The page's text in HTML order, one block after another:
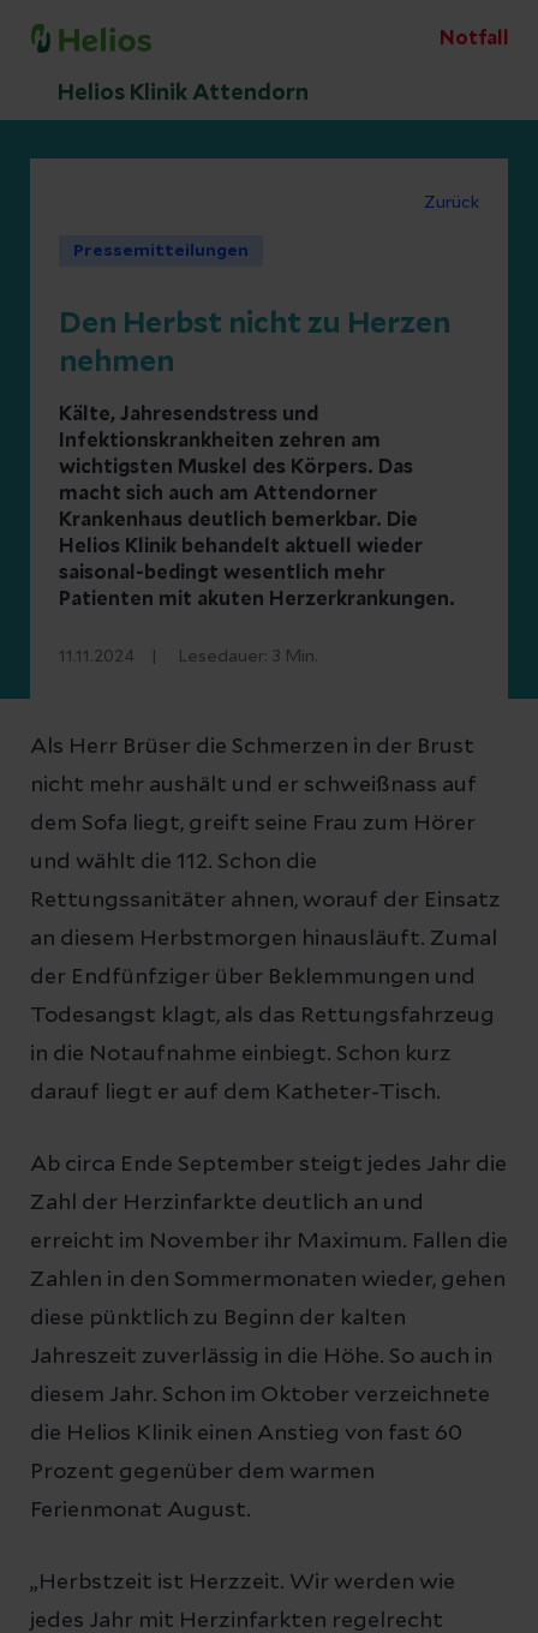
Notfall
Helios Klinik Attendorn
Zurück
Pressemitteilungen
Den Herbst nicht zu Herzen
nehmen
Kälte, Jahresendstress und
Infektionskrankheiten zehren am
wichtigsten Muskel des Körpers. Das
macht sich auch am Attendorner
Krankenhaus deutlich bemerkbar. Die
Helios Klinik behandelt aktuell wieder
saisonal-bedingt wesentlich mehr
Patienten mit akuten Herzerkrankungen.
11.11.2024 Lesedauer: 3 Min.
Als Herr Brüser die Schmerzen in der Brust
nicht mehr aushält und er schweißnass auf
dem Sofa liegt, greift seine Frau zum Hörer
und wählt die 112. Schon die
Rettungssanitäter ahnen, worauf der Einsatz
an diesem Herbstmorgen hinausläuft. Zumal
der Endfünfziger über Beklemmungen und
Todesangst klagt, als das Rettungsfahrzeug
in die Notaufnahme einbiegt. Schon kurz
darauf liegt er auf dem Katheter-Tisch.
Ab circa Ende September steigt jedes Jahr die
Zahl der Herzinfarkte deutlich an und
erreicht im November ihr Maximum. Fallen die
Zahlen in den Sommermonaten wieder, gehen
diese pünktlich zu Beginn der kalten
Jahreszeit zuverlässig in die Höhe. So auch in
diesem Jahr. Schon im Oktober verzeichnete
die Helios Klinik einen Anstieg von fast 60
Prozent gegenüber dem warmen
Ferienmonat August.
„Herbstzeit ist Herzzeit. Wir werden wie
jedes Jahr mit Herzinfarkten regelrecht